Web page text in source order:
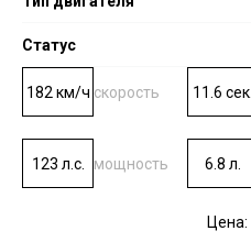
Статус
182 км/ч скорость 11.6 сек.
123 л.с. мощность 6.8 л.